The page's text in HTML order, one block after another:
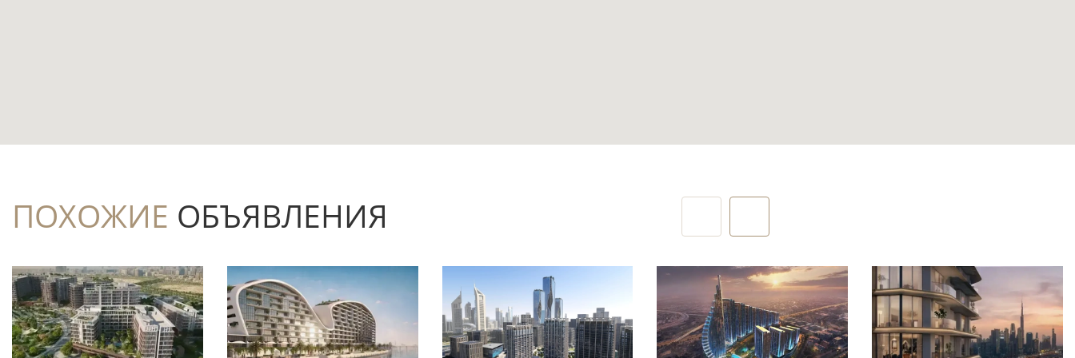
В комплексе заявлены бассейн, лифт и парковка — базовые удобства для современной городской
Частичная меблировка может сократить объём задач при подготовке жилья к проживанию или
аренде.
Лот расположен в Dubai Science Park — деловой среде Дубая, ориентированной на научные,
ПОХОЖИЕ ОБЪЯВЛЕНИЯ